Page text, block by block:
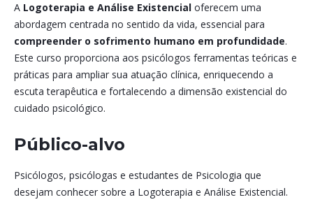
A Logoterapia e Análise Existencial oferecem uma
abordagem centrada no sentido da vida, essencial para
compreender o sofrimento humano em profundidade.
Este curso proporciona aos psicólogos ferramentas teóricas e
práticas para ampliar sua atuação clínica, enriquecendo a
escuta terapêutica e fortalecendo a dimensão existencial do
cuidado psicológico.
Público-alvo
Psicólogos, psicólogas e estudantes de Psicologia que
desejam conhecer sobre a Logoterapia e Análise Existencial.